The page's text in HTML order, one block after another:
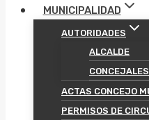
MUNICIPALIDAD
AUTORIDADES
ALCALDE
CONCEJALES
ACTAS CONCEJO
PERMISOS DE